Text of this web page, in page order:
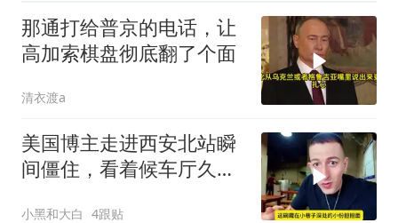
那通打给普京的电话，让
高加索棋盘彻底翻了个面
清衣渡a
美国博主走进西安北站瞬
间僵住，看着候车厅久久
小黑和大白 4跟贴